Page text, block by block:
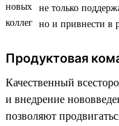
не только
но и привнести в
Продуктовая
Качественный
и внедрение
позволяют